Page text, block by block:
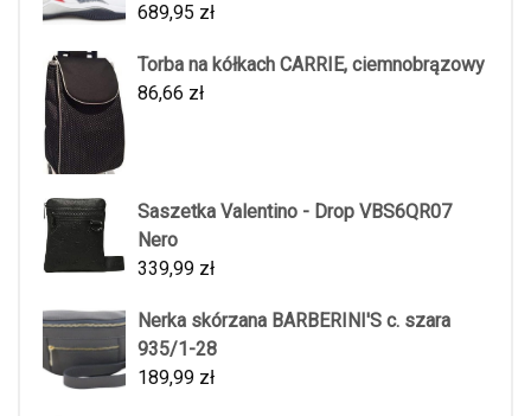
689,95 zł
Torba na kółkach CARRIE, ciemnobrązowy
86,66 zł
Saszetka Valentino - Drop VBS6QR07
Nero
339,99 zł
Nerka skórzana BARBERINI'S c. szara
935/1-28
189,99 zł